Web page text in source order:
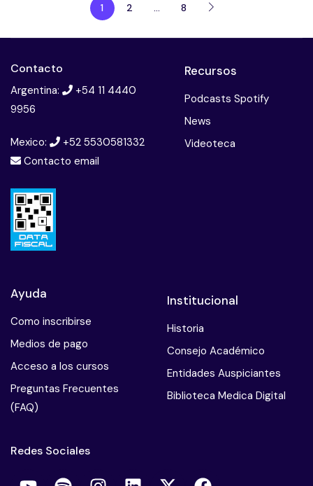
1 2 … 8
Contacto
Argentina:
+54 11 4440
9956
Mexico:
+52 5530581332
Contacto email
Recursos
Podcasts Spotify
News
Videoteca
Ayuda
Como inscribirse
Medios de pago
Acceso a los cursos
Preguntas Frecuentes
(FAQ)
Institucional
Historia
Consejo Académico
Entidades Auspiciantes
Biblioteca Medica Digital
Redes Sociales